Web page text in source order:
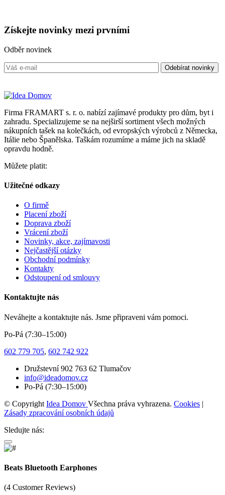
Získejte novinky mezi prvními
Odběr novinek
Firma FRAMART s. r. o. nabízí zajímavé produkty pro dům, byt i
zahradu. Specializujeme se na nejširší sortiment všech možných
nákupních tašek na kolečkách, od evropských výrobců z Německa,
Itálie nebo Španělska. Taškám rozumíme a máme jich na skladě
opravdu hodně.
Můžete platit:
Užitečné odkazy
O firmě
Placení zboží
Doprava zboží
Vrácení zboží
Novinky, akce, zajímavosti
Nejčastější otázky
Obchodní podmínky
Kontakty
Odstoupení od smlouvy
Kontaktujte nás
Neváhejte a kontaktujte nás. Jsme připraveni vám pomoci.
Po-Pá (7:30–15:00)
602 779 705, 602 742 922
Družstevní 902 763 62 Tlumačov
info@ideadomov.cz
Po-Pá (7:30–15:00)
© Copyright Idea Domov Všechna práva vyhrazena. Cookies |
Zásady zpracování osobních údajů
Sledujte nás:
Beats Bluetooth Earphones
(4 Customer Reviews)